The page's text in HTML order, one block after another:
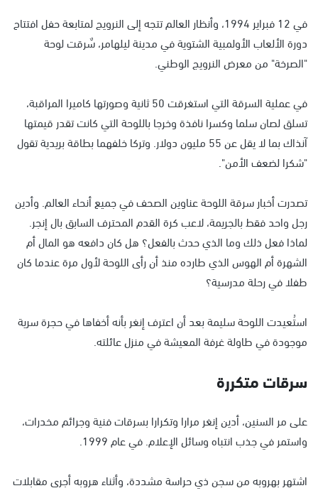
في 12 فبراير 1994، وأنظار العالم تتجه إلى النرويج لمتابعة حفل افتتاح
دورة الألعاب الأولمبية الشتوية في مدينة ليلهامر، سٌرقت لوحة
"الصرخة" من معرض النرويج الوطني.
في عملية السرقة التي استغرقت 50 ثانية وصورتها كاميرا المراقبة،
تسلق لصان سلما وكسرا نافذة وخرجا باللوحة التي كانت تقدر قيمتها
آنذاك بما لا يقل عن 55 مليون دولار. وتركا خلفهما بطاقة بريدية تقول
"شكرا لضعف الأمن".
تصدرت أخبار سرقة اللوحة عناوين الصحف في جميع أنحاء العالم. وأدين
رجل واحد فقط بالجريمة، لاعب كرة القدم المحترف السابق بال إنجر.
لماذا فعل ذلك وما الذي حدث بالفعل؟ هل كان دافعه هو المال أم
الشهرة أم الهوس الذي طارده منذ أن رأى اللوحة لأول مرة عندما كان
طفلا في رحلة مدرسية؟
استُعيدت اللوحة سليمة بعد أن اعترف إنغر بأنه أخفاها في حجرة سرية
موجودة في طاولة غرفة المعيشة في منزل عائلته.
سرقات متكررة
على مر السنين، أدين إنغر مرارا وتكرارا بسرقات فنية وجرائم مخدرات،
واستمر في جذب انتباه وسائل الإعلام. في عام 1999.
اشتهر بهروبه من سجن ذي حراسة مشددة، وأثناء هروبه أجرى مقابلات